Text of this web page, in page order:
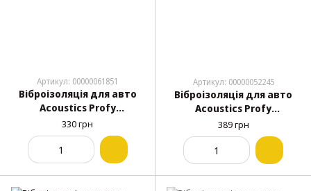
Артикул: 00000061851
Віброізоляція для авто
Acoustics Profy
700х500х3,0мм 1шт
330 грн
Артикул: 00000052245
Віброізоляція для авто
Acoustics Profy
700х500х4,0мм 1шт
389 грн